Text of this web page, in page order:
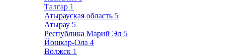
Талгар 1
Атырауская область 5
Атырау 5
Республика Марий Эл 5
Йошкар-Ола 4
Волжск 1